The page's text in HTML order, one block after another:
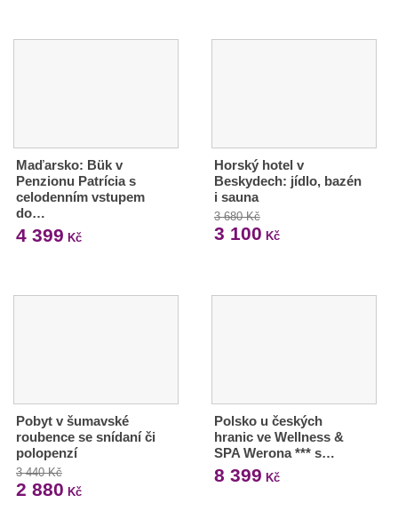
Maďarsko: Bük v
Penzionu Patrícia s
celodenním vstupem
do…
4 399 Kč
Horský hotel v
Beskydech: jídlo, bazén
i sauna
3 680 Kč
3 100 Kč
Pobyt v šumavské
roubence se snídaní či
polopenzí
3 440 Kč
2 880 Kč
Polsko u českých
hranic ve Wellness &
SPA Werona *** s…
8 399 Kč